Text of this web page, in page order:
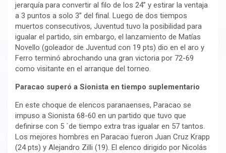
jerarquía para convertir al filo de los 24” y estirar la ventaja
a 3 puntos a solo 3” del final. Luego de dos tiempos
muertos consecutivos, Juventud tuvo la posibilidad para
igualar el partido, sin embargo, el lanzamiento de Matías
Novello (goleador de Juventud con 19 pts) dio en el aro y
Ferro terminó abrochando una gran victoria por 72-69
como visitante en el arranque del torneo.
Paracao superó a Sionista en tiempo suplementario
En este choque de elencos paranaenses, Paracao se
impuso a Sionista 68-60 en un partido que tuvo que
definirse con 5 ´de tiempo extra tras igualar en 57 tantos.
Los mejores hombres en Paracao fueron Juan Cruz Krapp
(24 pts) y Alejandro Zilli (19). El elenco dirigido por Nicolás